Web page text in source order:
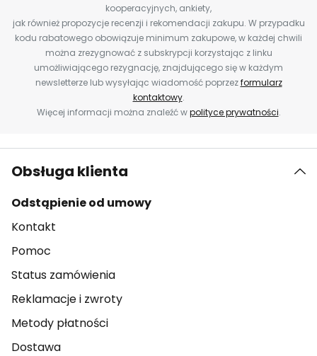
kooperacyjnych, ankiety,
jak również propozycje recenzji i rekomendacji zakupu. W przypadku
kodu rabatowego obowiązuje minimum zakupowe, w każdej chwili
można zrezygnować z subskrypcji korzystając z linku
umożliwiającego rezygnację, znajdującego się w każdym
newsletterze lub wysyłając wiadomość poprzezformularz
kontaktowy.
Więcej informacji można znaleźć wpolityce prywatności.
Obsługa klienta
Odstąpienie od umowy
Kontakt
Pomoc
Status zamówienia
Reklamacje i zwroty
Metody płatności
Dostawa